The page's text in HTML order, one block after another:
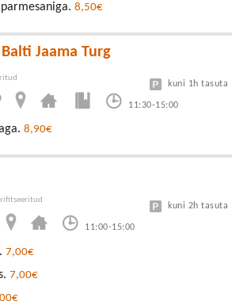
8,50€
Jaama Turg
11:30-15:00
kuni 1h tasuta
8,90€
11:00-15:00
kuni 2h tasuta
7,00€
7,00€